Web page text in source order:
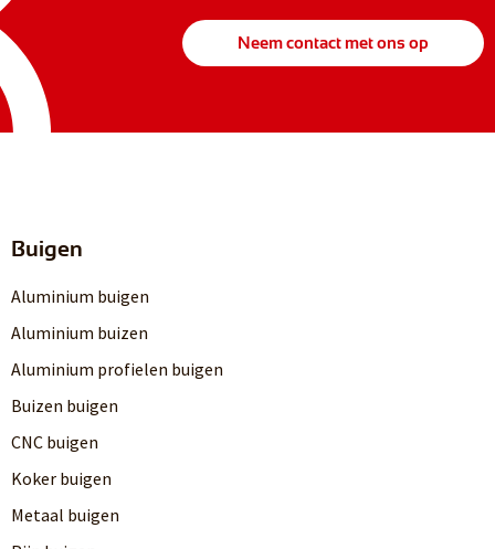
Neem contact met ons op
Buigen
Aluminium buigen
Aluminium buizen
Aluminium profielen buigen
Buizen buigen
CNC buigen
Koker buigen
Metaal buigen